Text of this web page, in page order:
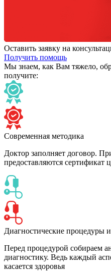
Оставить заявку на
Получить помощь
Мы знаем, как Вам тяжело,
получите:
Современная методика
Доктор заполняет договор.
предоставляются сертификат
Диагностические процедуры
Перед процедурой собираем
диагностику. Ведь каждый
касается здоровья